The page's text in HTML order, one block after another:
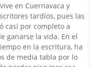
en Cuernavaca y
tardíos, pues las
casi por completo a
ganarse la vida. En el
en la escritura, ha
de media tabla por lo